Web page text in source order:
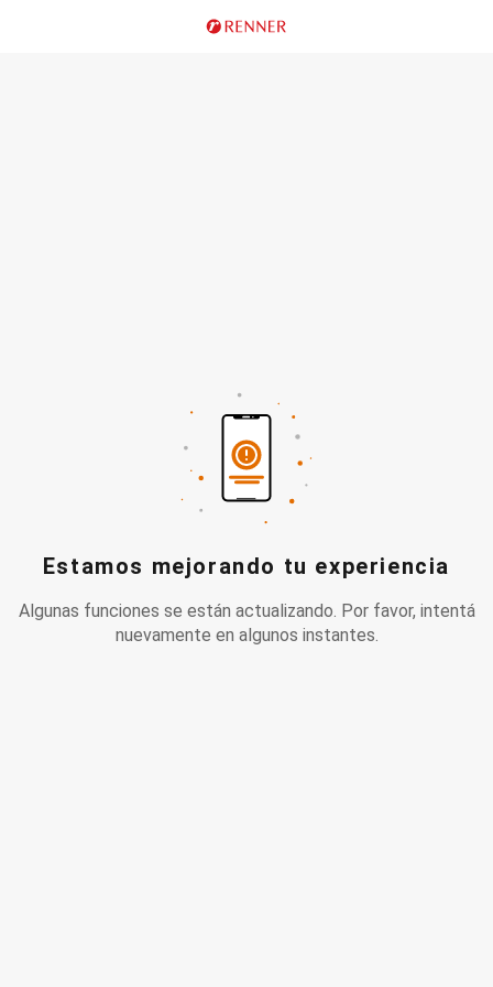
Estamos mejorando tu experiencia
Algunas funciones se están actualizando. Por favor, intentá
nuevamente en algunos instantes.